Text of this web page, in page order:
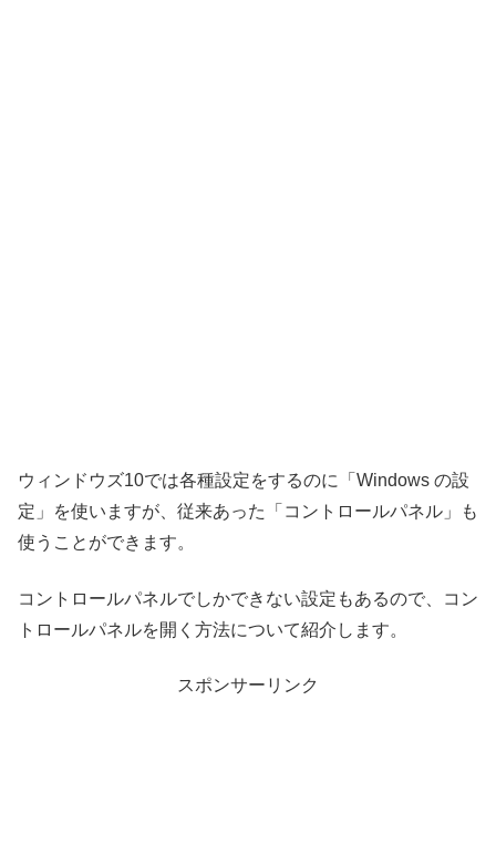
ウィンドウズ10では各種設定をするのに「Windows の設
定」を使いますが、従来あった「コントロールパネル」も
使うことができます。
コントロールパネルでしかできない設定もあるので、コン
トロールパネルを開く方法について紹介します。
スポンサーリンク